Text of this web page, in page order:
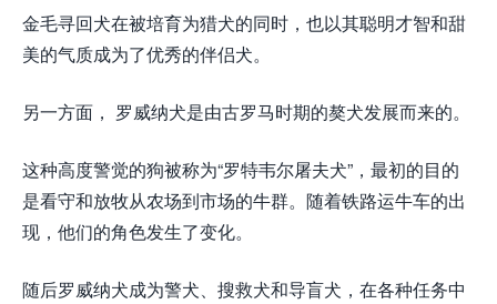
金毛寻回犬在被培育为猎犬的同时，也以其聪明才智和甜
美的气质成为了优秀的伴侣犬。
另一方面， 罗威纳犬是由古罗马时期的獒犬发展而来的。
这种高度警觉的狗被称为“罗特韦尔屠夫犬”，最初的目的
是看守和放牧从农场到市场的牛群。随着铁路运牛车的出
现，他们的角色发生了变化。
随后罗威纳犬成为警犬、搜救犬和导盲犬，在各种任务中